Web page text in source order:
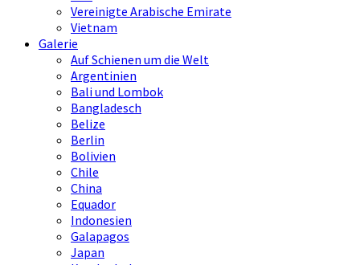
Vereinigte Arabische Emirate
Vietnam
Galerie
Auf Schienen um die Welt
Argentinien
Bali und Lombok
Bangladesch
Belize
Berlin
Bolivien
Chile
China
Equador
Indonesien
Galapagos
Japan